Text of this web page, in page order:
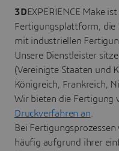
3DEXPERIENCE Make
Fertigungsplattform, die
mit industriellen
Unsere Dienstleister
(Vereinigte Staaten und
Königreich, Frankreich,
Wir bieten die Fertigung
Druckverfahren an.
Bei Fertigungsprozessen
häufig aufgrund ihrer